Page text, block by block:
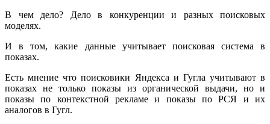
В чем дело? Дело в конкуренции и разных поисковых
моделях.
И в том, какие данные учитывает поисковая система в
показах.
Есть мнение что поисковики Яндекса и Гугла учитывают в
показах не только показы из органической выдачи, но и
показы по контекстной рекламе и показы по РСЯ и их
аналогов в Гугл.